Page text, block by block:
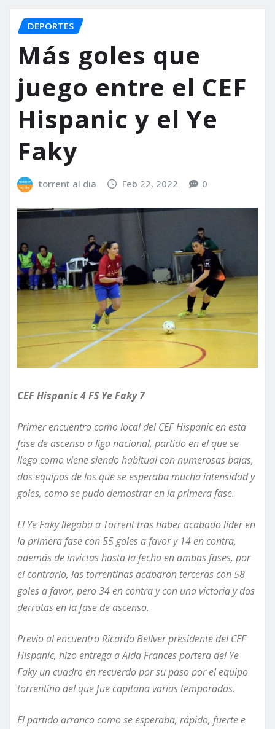
DEPORTES
Más goles que
juego entre el CEF
Hispanic y el Ye
Faky
torrent al dia Feb 22, 2022 0
CEF Hispanic 4 FS Ye Faky 7
Primer encuentro como local del CEF Hispanic en esta
fase de ascenso a liga nacional, partido en el que se
llego como viene siendo habitual con numerosas bajas,
dos equipos de los que se esperaba mucha intensidad y
goles, como se pudo demostrar en la primera fase.
El Ye Faky llegaba a Torrent tras haber acabado líder en
la primera fase con 55 goles a favor y 14 en contra,
además de invictas hastala fecha en ambas fases, por
elcontrario, las torrentinas acabaron terceras con 58
goles afavor, pero 34 en contra y con una victoria y dos
derrotas en la fase de ascenso.
Previo al encuentro Ricardo Bellverpresidente del CEF
Hispanic, hizo entrega a Aida Frances portera del Ye
Fakyun cuadroen recuerdo por su paso por el equipo
torrentino del que fue capitana varias temporadas.
El partido arranco como se esperaba, rápido, fuerte e